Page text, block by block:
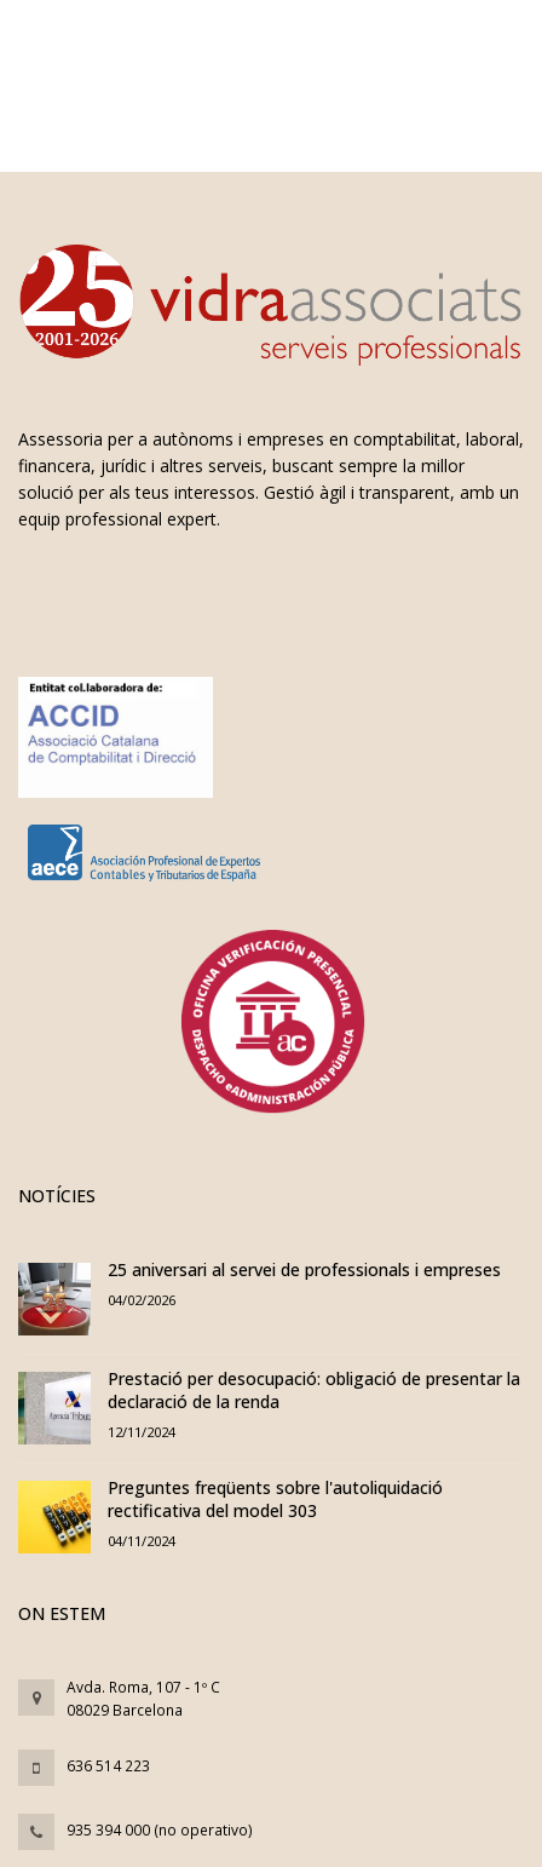
Assessoria per a autònoms i empreses en comptabilitat, laboral,
financera, jurídic i altres serveis, buscant sempre la millor
solució per als teus interessos. Gestió àgil i transparent, amb un
equip professional expert.
NOTÍCIES
25 aniversari al servei de professionals i empreses
04/02/2026
Prestació per desocupació: obligació de presentar la
declaració de la renda
12/11/2024
Preguntes freqüents sobre l'autoliquidació
rectificativa del model 303
04/11/2024
ON ESTEM
Avda. Roma, 107 - 1º C
08029 Barcelona
636 514 223
935 394 000 (no operativo)